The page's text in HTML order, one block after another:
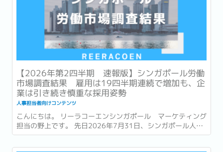
【2026年第2四半期 速報版】シンガポール労働
市場調査結果 雇用は19四半期連続で増加も、企
業は引き続き慎重な採用姿勢
人事担当者向けコンテンツ
こんにちは。 リーラコーエンシンガポール マーケティング
担当の野上です。 先日2026年7月31日、シンガポール人材
開発省 (Ministry of Manpower : 以降MOM) は、2026年第